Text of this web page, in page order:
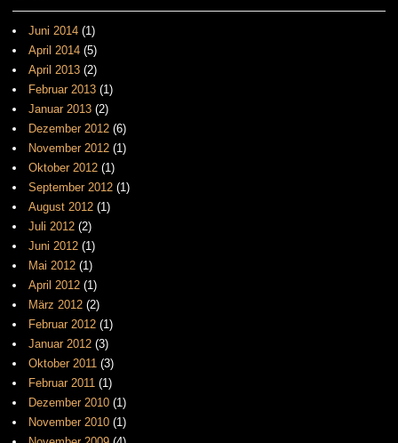
Juni 2014 (1)
April 2014 (5)
April 2013 (2)
Februar 2013 (1)
Januar 2013 (2)
Dezember 2012 (6)
November 2012 (1)
Oktober 2012 (1)
September 2012 (1)
August 2012 (1)
Juli 2012 (2)
Juni 2012 (1)
Mai 2012 (1)
April 2012 (1)
März 2012 (2)
Februar 2012 (1)
Januar 2012 (3)
Oktober 2011 (3)
Februar 2011 (1)
Dezember 2010 (1)
November 2010 (1)